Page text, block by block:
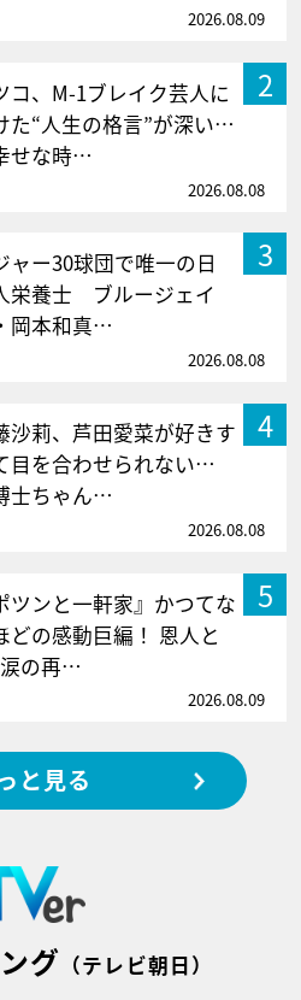
2026.08.09
2
コ、M-1ブレイク芸人に
た“人生の格言”が深い…
せな時…
2026.08.08
3
ャー30球団で唯一の日
栄養士 ブルージェイ
岡本和真…
2026.08.08
4
沙莉、芦田愛菜が好きす
目を合わせられない…
士ちゃん…
2026.08.08
5
ツンと一軒家』かつてな
どの感動巨編！ 恩人と
の再…
2026.08.09
と見る
グ （テレビ朝日）